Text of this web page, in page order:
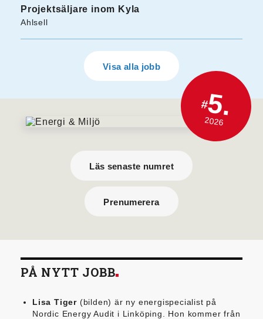
Projektsäljare inom Kyla
Ahlsell
Visa alla jobb
#5.
2026
Läs senaste numret
Prenumerera
PÅ NYTT JOBB
Lisa Tiger (bilden) är ny energispecialist på
Nordic Energy Audit i Linköping. Hon kommer från